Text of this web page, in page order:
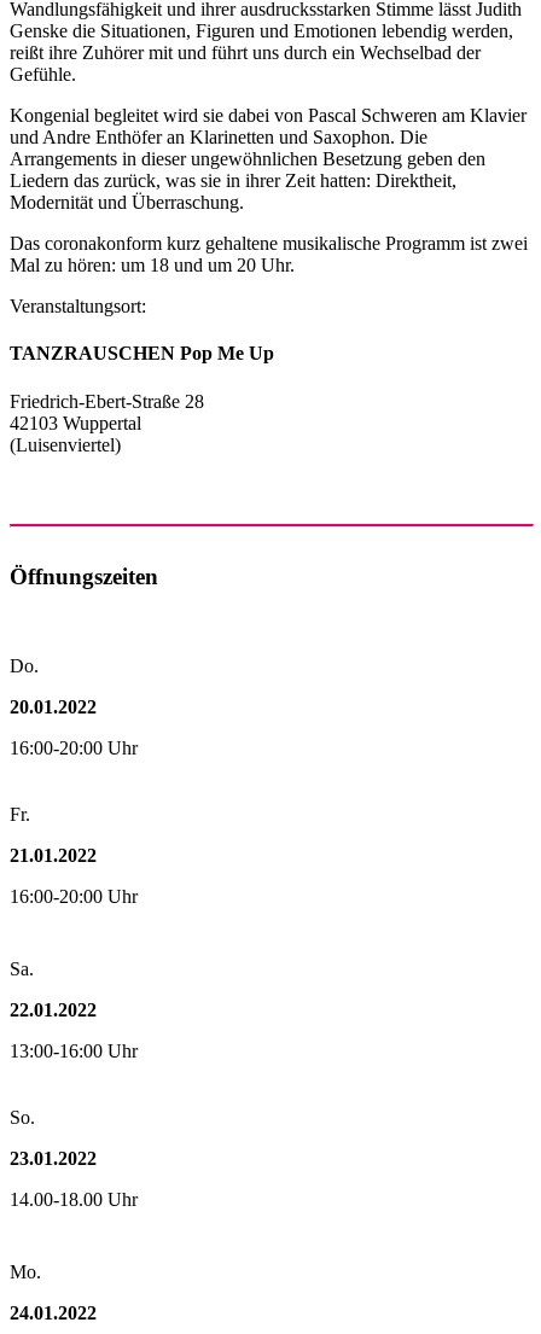
Wandlungsfähigkeit und ihrer ausdrucksstarken Stimme lässt Judith
Genske die Situationen, Figuren und Emotionen lebendig werden,
reißt ihre Zuhörer mit und führt uns durch ein Wechselbad der
Gefühle.
Kongenial begleitet wird sie dabei von Pascal Schweren am Klavier
und Andre Enthöfer an Klarinetten und Saxophon. Die
Arrangements in dieser ungewöhnlichen Besetzung geben den
Liedern das zurück, was sie in ihrer Zeit hatten: Direktheit,
Modernität und Überraschung.
Das coronakonform kurz gehaltene musikalische Programm ist zwei
Mal zu hören: um 18 und um 20 Uhr.
Veranstaltungsort:
TANZRAUSCHEN Pop Me Up
Friedrich-Ebert-Straße 28
42103 Wuppertal
(Luisenviertel)
Öffnungszeiten
Do.
20.01.2022
16:00-20:00 Uhr
Fr.
21.01.2022
16:00-20:00 Uhr
Sa.
22.01.2022
13:00-16:00 Uhr
So.
23.01.2022
14.00-18.00 Uhr
Mo.
24.01.2022